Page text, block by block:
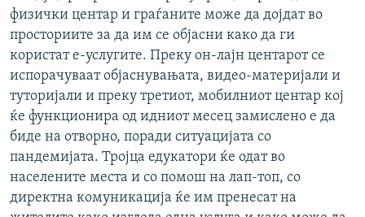
физички центар и граѓаните може да дојдат во
просториите за да им се објасни како да ги
користат е-услугите. Преку он-лајн центарот се
испорачуваат објаснувањата, видео-материјали и
туторијали и преку третиот, мобилниот центар кој
ќе функционира од идниот месец замислено е да
биде на отворно, поради ситуацијата со
пандемијата. Тројца едукатори ќе одат во
населените места и со помош на лап-топ, со
директна комуникација ќе им пренесат на